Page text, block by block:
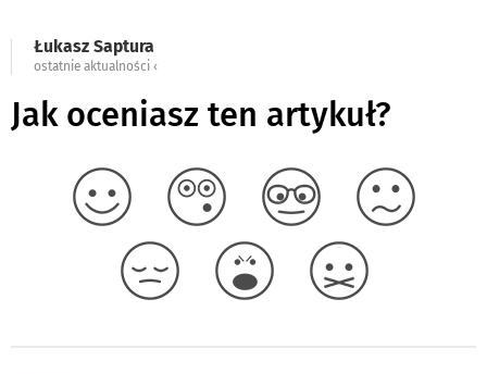
Łukasz Saptura
ostatnie aktualności ‹
Jak oceniasz ten artykuł?